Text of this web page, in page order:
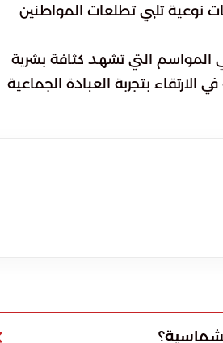
نوعية تلبي تطلعات المواطنين
المواسم التي تشهد كثافة بشرية
بتجربة العبادة الجماعية